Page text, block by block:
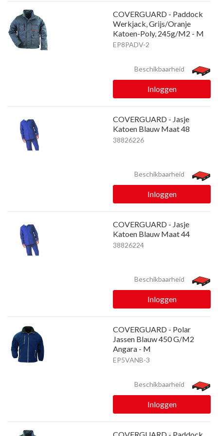
COVERGUARD - Paddock
Werkjack, Grijs/Oranje
Katoen-Poly, 245g/M2 - M
EP8PADV-2
Beschikbaarheid
Inloggen
COVERGUARD - Jasje
Katoen Blauw Maat 48
38826226
Beschikbaarheid
Inloggen
COVERGUARD - Jasje
Katoen Blauw Maat 44
38826224
Beschikbaarheid
Inloggen
COVERGUARD - Polar
Jassen Blauw 450 G/M2
Angara - M
EP5VANB-3
Beschikbaarheid
Inloggen